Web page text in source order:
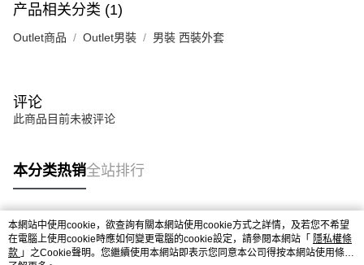
产品相关分类 (1)
Outlet商品 Outlet男裝 男裝 西裝外套
评论
此商品目前未被评论
本分类热销全站排行
热门标签
本網站中使用cookie，欲查詢有關本網站使用cookie方式之詳情，及若您不希望
在電腦上使用cookie時應如何變更電腦的cookie設定，請參閱本網站「 隱私權條
款 」之Cookie聲明。您繼續使用本網站即表示您同意本公司得按本網站使用條款